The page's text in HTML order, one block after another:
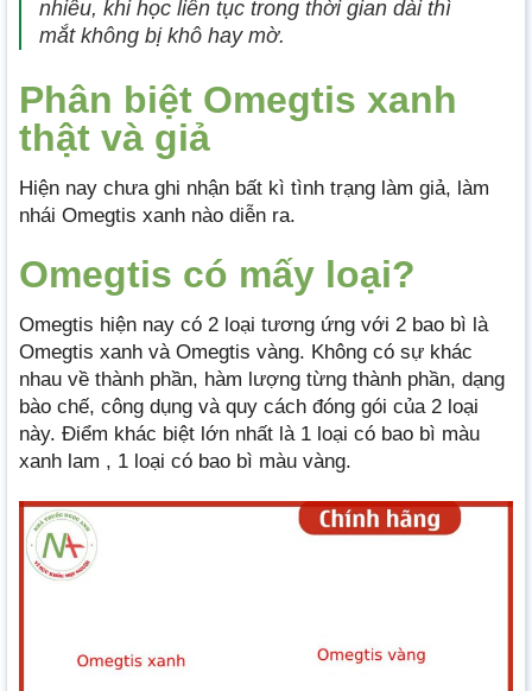
nhiều, khi học liên tục trong thời gian dài thì
mắt không bị khô hay mờ.
Phân biệt Omegtis xanh
thật và giả
Hiện nay chưa ghi nhận bất kì tình trạng làm giả, làm
nhái Omegtis xanh nào diễn ra.
Omegtis có mấy loại?
Omegtis hiện nay có 2 loại tương ứng với 2 bao bì là
Omegtis xanh và Omegtis vàng. Không có sự khác
nhau về thành phần, hàm lượng từng thành phần, dạng
bào chế, công dụng và quy cách đóng gói của 2 loại
này. Điểm khác biệt lớn nhất là 1 loại có bao bì màu
xanh lam , 1 loại có bao bì màu vàng.